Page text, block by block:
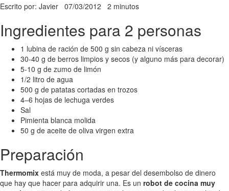
Escrito por: Javier 07/03/2012 2 minutos
Ingredientes para 2 personas
1 lubina de ración de 500 g sin cabeza ni vísceras
30-40 g de berros limpios y secos (y alguno más para decorar)
5-10 g de zumo de limón
1/2 litro de agua
500 g de patatas cortadas en trozos
4–6 hojas de lechuga verdes
Sal
Pimienta blanca molida
50 g de aceite de oliva virgen extra
Preparación
Thermomix está muy de moda, a pesar del desembolso de dinero
que hay que hacer para adquirir una. Es un robot de cocina muy